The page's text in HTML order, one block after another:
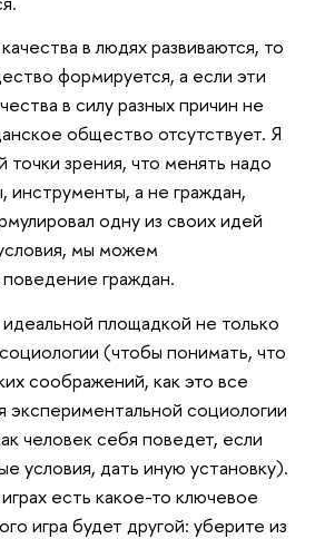
в людях развиваются, то
формируется, а если эти
в силу разных причин не
общество отсутствует. Я
зрения, что менять надо
инструменты, а не граждан,
одну из своих идей
мы можем
граждан.
площадкой не только
(чтобы понимать, что
соображений, как это все
экспериментальной социологии
человек себя поведет, если
условия, дать иную установку).
есть какое-то ключевое
игра будет другой: уберите из